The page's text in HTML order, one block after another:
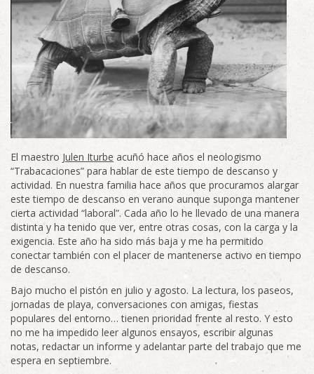
El maestro Julen Iturbe acuñó hace años el neologismo
“Trabacaciones” para hablar de este tiempo de descanso y
actividad. En nuestra familia hace años que procuramos alargar
este tiempo de descanso en verano aunque suponga mantener
cierta actividad “laboral”. Cada año lo he llevado de una manera
distinta y ha tenido que ver, entre otras cosas, con la carga y la
exigencia. Este año ha sido más baja y me ha permitido
conectar también con el placer de mantenerse activo en tiempo
de descanso.
Bajo mucho el pistón en julio y agosto. La lectura, los paseos,
jornadas de playa, conversaciones con amigas, fiestas
populares del entorno… tienen prioridad frente al resto. Y esto
no me ha impedido leer algunos ensayos, escribir algunas
notas, redactar un informe y adelantar parte del trabajo que me
espera en septiembre.